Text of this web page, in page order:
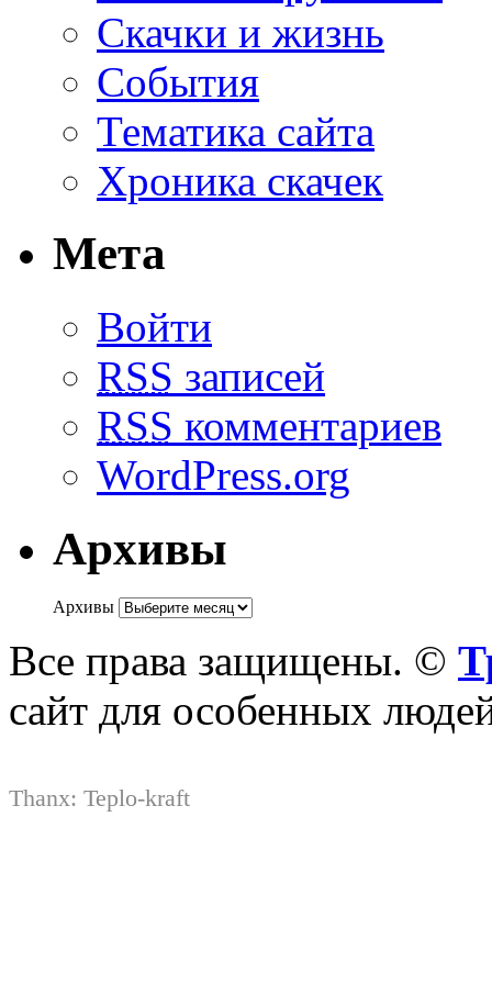
Скачки и жизнь
События
Тематика сайта
Хроника скачек
Мета
Войти
RSS записей
RSS комментариев
WordPress.org
Архивы
Архивы
Все права защищены. ©
сайт для особенных
Thanx: Teplo-kraft